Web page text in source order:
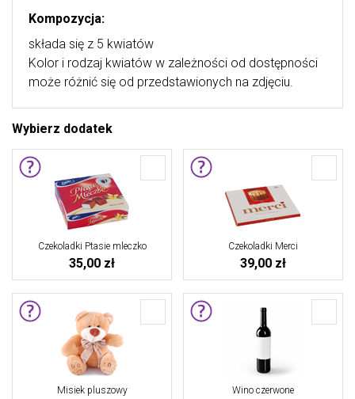
Kompozycja:
składa się z 5 kwiatów
Kolor i rodzaj kwiatów w zależności od dostępności
może różnić się od przedstawionych na zdjęciu.
Wybierz dodatek
Czekoladki Ptasie mleczko
35,00 zł
Czekoladki Merci
39,00 zł
Misiek pluszowy Wino czerwone